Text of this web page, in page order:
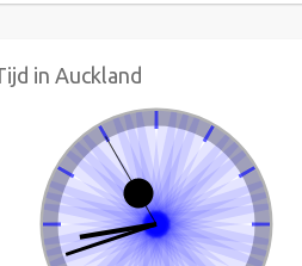
in Auckland